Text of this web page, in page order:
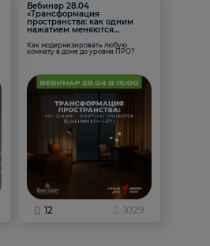
Вебинар 28.04
«Трансформация
пространства: как одним
нажатием меняются
Как модернизировать любую
комнату в доме до уровня ПРО?
12 1029